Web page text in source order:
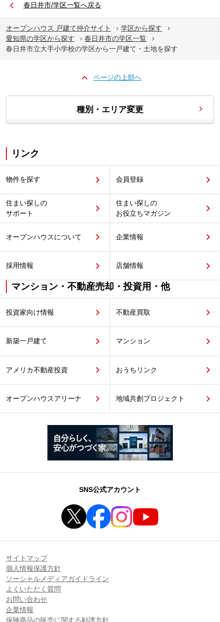
春日井市/学区一覧へ戻る
オープンハウス 戸建て仲介サイト
学区から探す
愛知県の学区から探す
春日井市の学区一覧
春日井市立大手小学校の学区から一戸建て・土地を探す
ページの上部へ
種別・エリア変更
リンク
物件を探す 会員登録
住まい探しの
サポート
住まい探しの
お役立ちマガジン
オープンハウスについて 企業情報
採用情報 店舗情報
マンション・不動産売却・投資用・他
投資家向け情報 不動産買取
新築一戸建て マンション
アメリカ不動産投資 おうちリンク
オープンハウスアリーナ 地域共創プロジェクト
SNS公式アカウント
サイトマップ
個人情報保護方針
ソーシャルメディアガイドライン
よくいただく質問
お問い合わせ
企業情報
保険商品の販売に関する勧誘方針